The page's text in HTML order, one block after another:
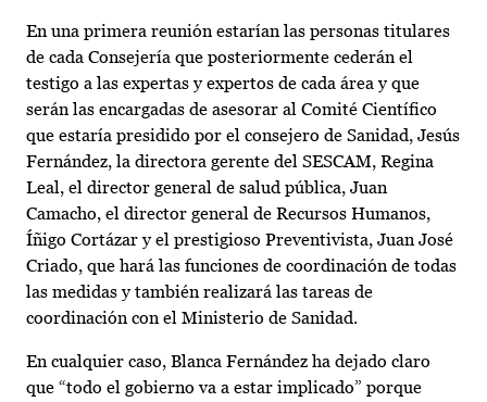
En una primera reunión estarían las personas titulares
de cada Consejería que posteriormente cederán el
testigo a las expertas y expertos de cada área y que
serán las encargadas de asesorar al Comité Científico
que estaría presidido por el consejero de Sanidad, Jesús
Fernández, la directora gerente del SESCAM, Regina
Leal, el director general de salud pública, Juan
Camacho, el director general de Recursos Humanos,
Íñigo Cortázar y el prestigioso Preventivista, Juan José
Criado, que hará las funciones de coordinación de todas
las medidas y también realizará las tareas de
coordinación con el Ministerio de Sanidad.
En cualquier caso, Blanca Fernández ha dejado claro
que “todo el gobierno va a estar implicado” porque